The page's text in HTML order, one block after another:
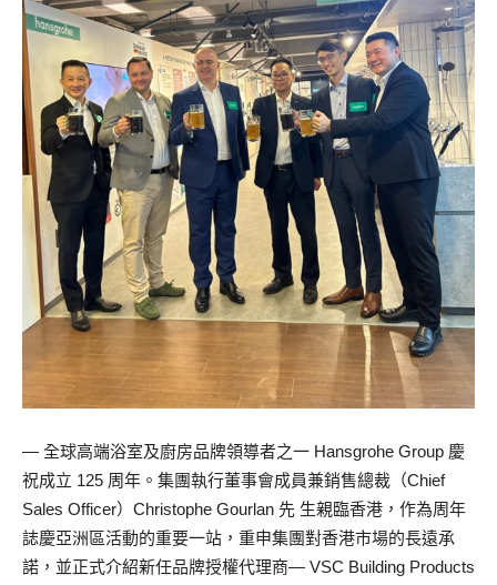
— 全球高端浴室及廚房品牌領導者之一 Hansgrohe Group 慶
祝成立 125 周年。集團執行董事會成員兼銷售總裁（Chief
Sales Officer）Christophe Gourlan 先 生親臨香港，作為周年
誌慶亞洲區活動的重要一站，重申集團對香港市場的長遠承
諾，並正式介紹新任品牌授權代理商— VSC Building Products